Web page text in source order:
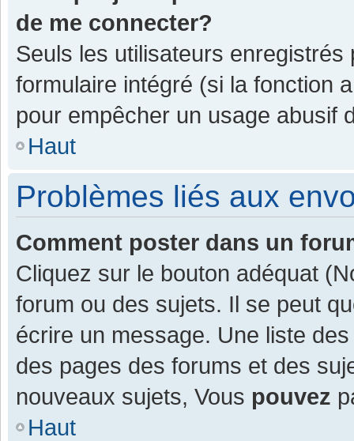
de me connecter?
Seuls les utilisateurs enregistrés
formulaire intégré (si la fonction
pour empêcher un usage abusif
Haut
Problèmes liés aux
Comment poster dans un
Cliquez sur le bouton adéquat
forum ou des sujets. Il se peut
écrire un message. Une liste
des pages des forums et des
nouveaux sujets, Vous pouvez
Haut